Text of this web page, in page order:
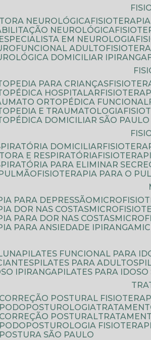
NEUROLÓGICA
NEUROLÓGICA
EM NEUROLOGIA
ADULTO
DOMICILIAR IPIRANGA
PARA CRIANÇAS
HOSPITALAR
ORTOPÉDICA FUNCIONAL
E TRAUMATOLOGIA
DOMICILIAR SÃO PAULO
DOMICILIAR
E RESPIRATÓRIA
PARA ELIMINAR
FISIOTERAPIA PARA O
PARA DEPRESSÃO
DOR NAS COSTAS
PARA DOR NAS COSTAS
PARA ANSIEDADE IPIRANGA
PILATES FUNCIONAL PARA
PILATES PARA ADULTOS
IPIRANGA
PILATES PARA
POSTURAL
POSTURAL
PODOPOSTUROLOGIA
SÃO PAULO